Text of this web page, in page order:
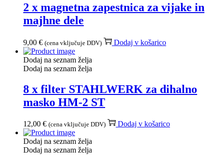
2 x magnetna zapestnica za vijake in
majhne dele
9,00 € (cena vključuje DDV) Dodaj v košarico
Dodaj na seznam želja
Dodaj na seznam želja
8 x filter STAHLWERK za dihalno
masko HM-2 ST
12,00 € (cena vključuje DDV) Dodaj v košarico
Dodaj na seznam želja
Dodaj na seznam želja